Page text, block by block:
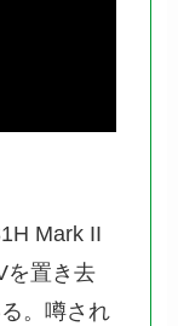
Mark II
を置き去
。噂され